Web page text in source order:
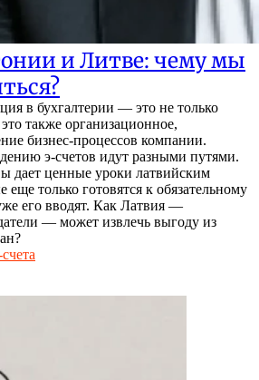
и Литве: чему мы
в бухгалтерии — это не только
также организационное,
бизнес-процессов компании.
э-счетов идут разными путями.
дает ценные уроки латвийским
еще только готовятся к обязательному
его вводят. Как Латвия —
— может извлечь выгоду из